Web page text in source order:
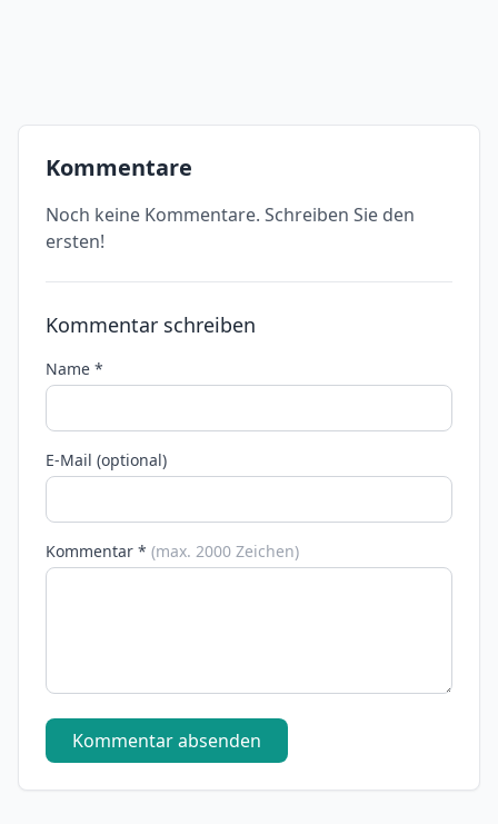
Kommentare
Noch keine Kommentare. Schreiben Sie den
ersten!
Kommentar schreiben
Name *
E-Mail (optional)
Kommentar * (max. 2000 Zeichen)
Kommentar absenden